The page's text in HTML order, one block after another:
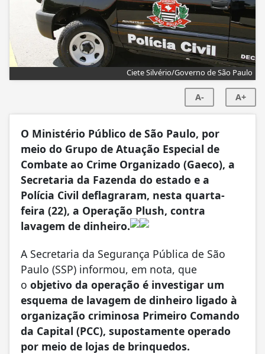
Ciete Silvério/Governo de São Paulo
A- A+
O Ministério Público de São Paulo, por
meio do Grupo de Atuação Especial de
Combate ao Crime Organizado (Gaeco), a
Secretaria da Fazenda do estado e a
Polícia Civil deflagraram, nesta quarta-
feira (22), a Operação Plush, contra
lavagem de dinheiro.
A Secretaria da Segurança Pública de São
Paulo (SSP) informou, em nota, que
o objetivo da operação é investigar um
esquema de lavagem de dinheiro ligado à
organização criminosa Primeiro Comando
da Capital (PCC), supostamente operado
por meio de lojas de brinquedos.